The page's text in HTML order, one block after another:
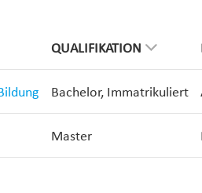
QUALIFIKATION
Bachelor, Immatrikuliert
Master